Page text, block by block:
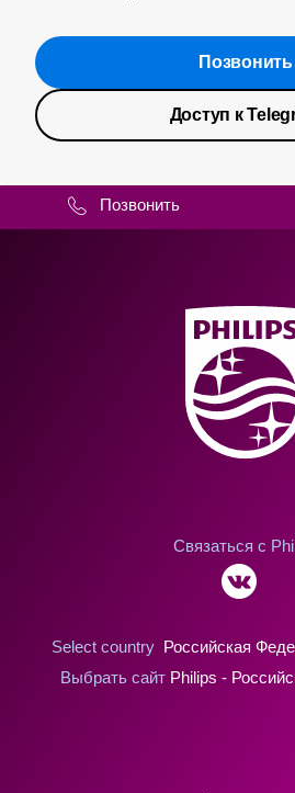
Позвонить
Доступ к
Позвонить
Связаться с
Select country Российская
Выбрать сайт Philips -